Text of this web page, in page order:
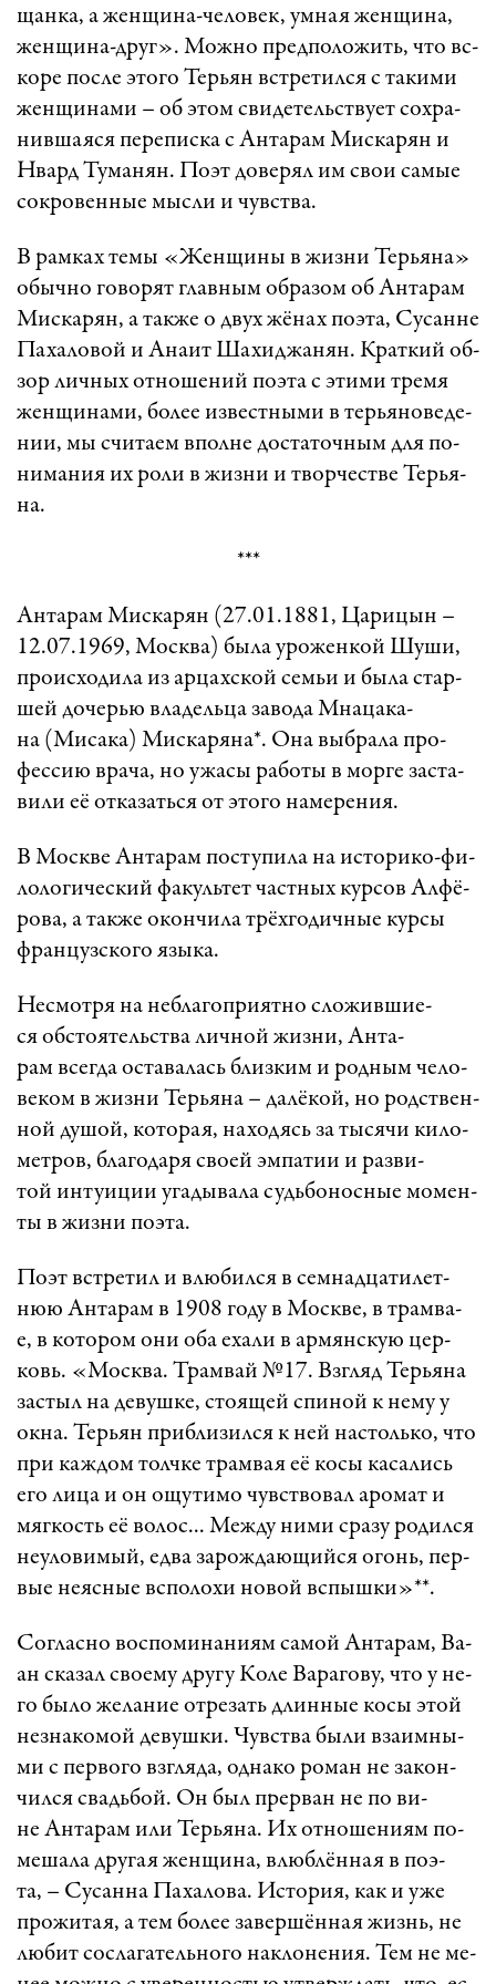
щан­ка, а жен­щи­на-че­ло­век, ум­ная жен­щи­на,
жен­щи­на-д­руг». Мож­но пред­по­ло­жить, что вс­
ко­ре пос­ле это­го Тер­ьян вст­ре­тил­ся с та­ки­ми
жен­щи­на­ми – об этом сви­де­тельст­ву­ет сох­ра­
нив­ша­я­ся пе­ре­пис­ка с Ан­та­рам Мис­ка­рян и
Нвард Ту­ма­нян. По­эт до­ве­рял им свои са­мые
сок­ро­вен­ные мыс­ли и чувст­ва.
В рам­ках те­мы «­Жен­щи­ны в жиз­ни Тер­ья­на»
обыч­но го­во­рят глав­ным об­ра­зом об Ан­та­рам
Мис­ка­рян, а так­же о двух жё­нах по­э­та, Су­сан­не
Па­ха­ло­вой и Ана­ит Ша­хид­жа­нян. Крат­кий об­
зор лич­ных от­но­ше­ний по­э­та с эти­ми тре­мя
жен­щи­на­ми, бо­лее из­вест­ны­ми в тер­ья­но­ве­де­
ни­и, мы счи­та­ем впол­не дос­та­точ­ным для по­
ни­ма­ния их ро­ли в жиз­ни и твор­чест­ве Тер­ья­
на.
***­
Ан­та­рам Мис­ка­рян (27.01.1881, Ца­ри­цын –
12.07.1969, Моск­ва) бы­ла уро­жен­кой Шу­ши,
про­ис­хо­ди­ла из ар­цахс­кой сем­ьи и бы­ла стар­
шей до­чер­ью вла­дель­ца за­во­да Мна­ца­ка­
на (Ми­са­ка) Мис­ка­ря­на*. Она выб­ра­ла про­
фес­сию вра­ча, но ужа­сы ра­бо­ты в мор­ге зас­та­
ви­ли её от­ка­зать­ся от это­го на­ме­ре­ни­я.
В Моск­ве Ан­та­рам пос­ту­пи­ла на ис­то­ри­ко-фи­
ло­ло­ги­чес­кий фа­куль­тет част­ных кур­сов Ал­фё­
ро­ва, а так­же окон­чи­ла трёх­го­дич­ные кур­сы
фран­цузс­ко­го язы­ка.
­Нес­мот­ря на неб­ла­гоп­ри­ят­но сло­жив­ши­е­
ся обс­то­я­тельст­ва лич­ной жиз­ни, Ан­та­
рам всег­да ос­та­ва­лась близ­ким и род­ным че­ло­
ве­ком в жиз­ни Тер­ья­на – да­лё­кой, но родст­вен­
ной ду­шой, ко­то­ра­я, на­хо­дясь за ты­ся­чи ки­ло­
мет­ров, бла­го­да­ря сво­ей эм­па­тии и раз­ви­
той ин­ту­и­ции уга­ды­ва­ла судь­бо­нос­ные мо­мен­
ты в жиз­ни по­э­та.
­По­эт вст­ре­тил и влю­бил­ся в сем­над­ца­ти­лет­
нюю Ан­та­рам в 1908 го­ду в Моск­ве, в трам­ва­
е, в ко­то­ром они оба еха­ли в ар­мян­скую цер­
ковь. «­Моск­ва. Трам­вай №17. Взг­ляд Тер­ья­на
зас­тыл на де­вуш­ке, сто­я­щей спи­ной к не­му у
ок­на. Тер­ьян приб­ли­зил­ся к ней нас­толь­ко, что
при каж­дом толч­ке трам­вая её ко­сы ка­са­лись
его ли­ца и он ощу­ти­мо чувст­во­вал аро­мат и
мяг­кость её во­лос... Меж­ду ни­ми сра­зу ро­дил­ся
не­у­ло­ви­мый, ед­ва за­рож­да­ю­щий­ся огонь, пер­
вые не­яс­ные вс­по­ло­хи но­вой вс­пыш­ки»**.
­Сог­лас­но вос­по­ми­на­ни­ям са­мой Ан­та­рам, Ва­
ан ска­зал сво­е­му дру­гу Ко­ле Ва­ра­го­ву, что у не­
го бы­ло же­ла­ние от­ре­зать длин­ные ко­сы этой
нез­на­ко­мой де­вуш­ки. Чувст­ва бы­ли вза­им­ны­
ми с пер­во­го взг­ля­да, од­на­ко ро­ман не за­кон­
чил­ся свадь­бой. Он был пре­рван не по ви­
не Ан­та­рам или Тер­ья­на. Их от­но­ше­ни­ям по­
ме­ша­ла дру­гая жен­щи­на, влюб­лён­ная в по­э­
та, – Су­сан­на Па­ха­ло­ва. Ис­то­ри­я, как и уже
про­жи­та­я, а тем бо­лее за­вер­шён­ная жизнь, не
лю­бит сос­ла­га­тель­но­го нак­ло­не­ни­я. Тем не ме­